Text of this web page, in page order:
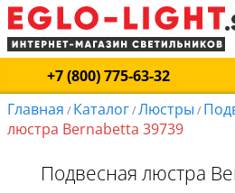
+7 (800) 775-63-32
Главная / Каталог/Люстры /
люстра Bernabetta 39739
Подвесная люстра